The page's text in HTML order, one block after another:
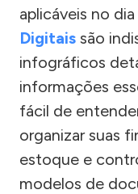
aplicáveis no
Digitais são
infográficos
informações
fácil de
organizar suas
estoque e
modelos de